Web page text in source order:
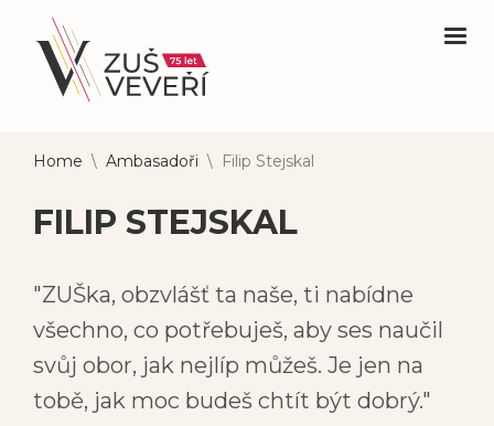
Home \ Ambasadoři \ Filip Stejskal
FILIP STEJSKAL
"ZUŠka, obzvlášť ta naše, ti nabídne
všechno, co potřebuješ, aby ses naučil
svůj obor, jak nejlíp můžeš. Je jen na
tobě, jak moc budeš chtít být dobrý."